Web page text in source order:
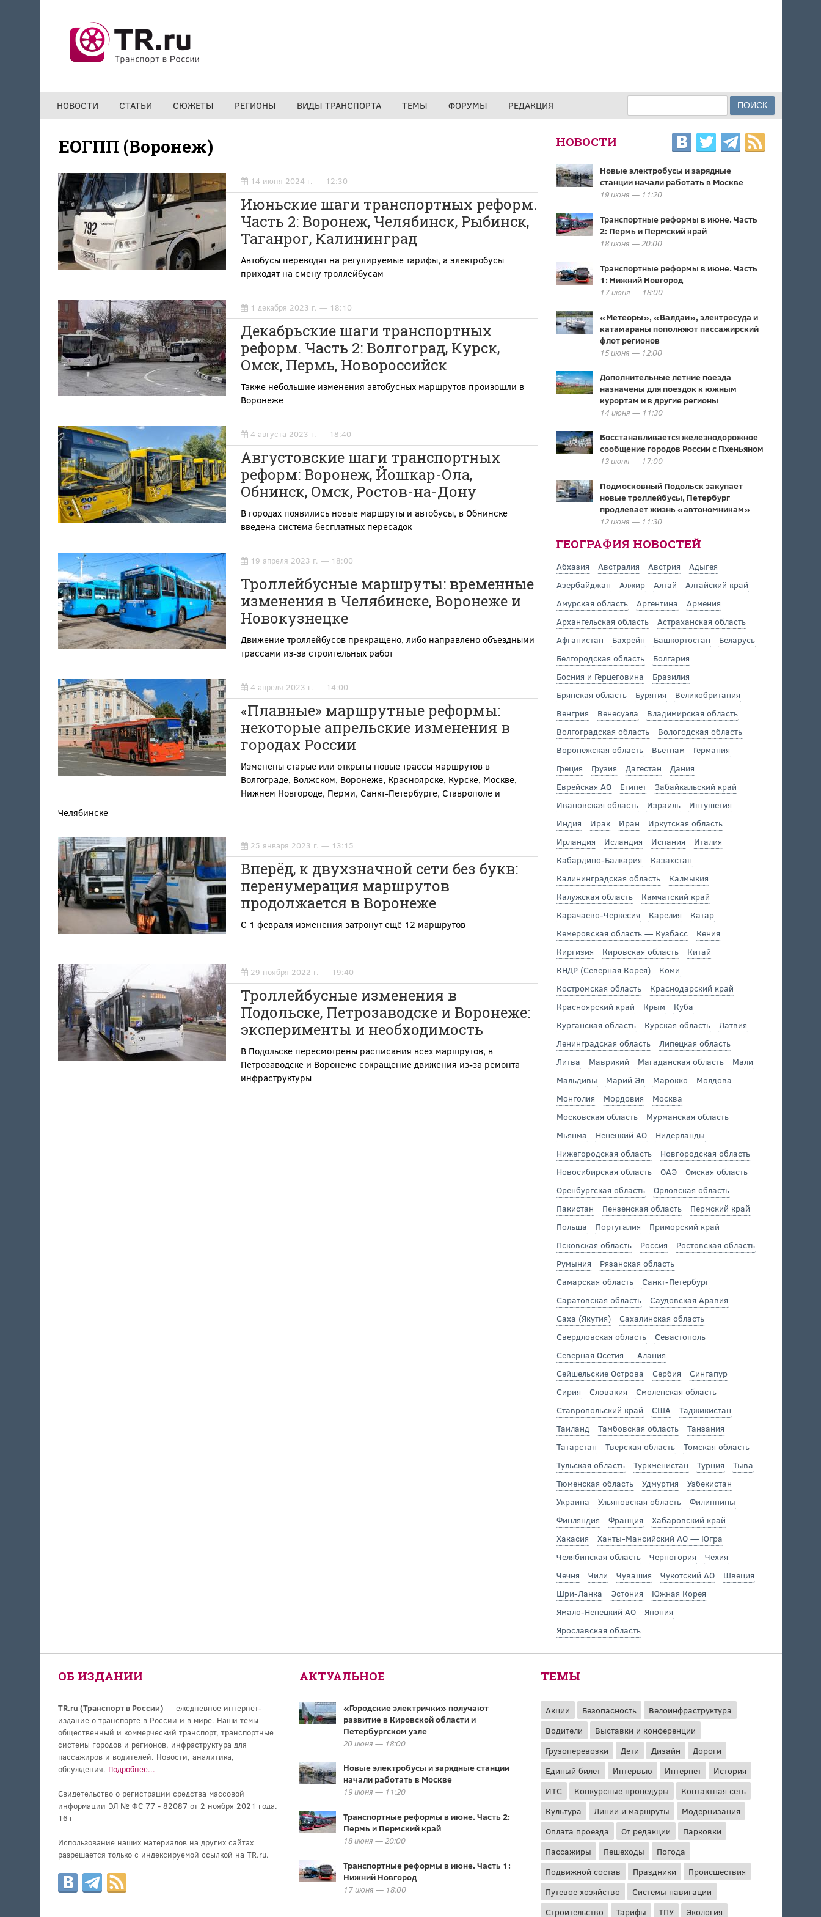
НОВОСТИ СТАТЬИ СЮЖЕТЫ РЕГИОНЫ ВИДЫ ТРАНСПОРТА ТЕМЫ ФОРУМЫ РЕДАКЦИЯ ФОРМА ПОИСКА
ЕОГПП (Воронеж)
14 июня 2024 г. — 12:30
Июньские шаги транспортных реформ.
Часть 2: Воронеж, Челябинск, Рыбинск,
Таганрог, Калининград
Автобусы переводят на регулируемые тарифы, а электробусы
приходят на смену троллейбусам
1 декабря 2023 г. — 18:10
Декабрьские шаги транспортных
реформ. Часть 2: Волгоград, Курск,
Омск, Пермь, Новороссийск
Также небольшие изменения автобусных маршрутов произошли в
Воронеже
4 августа 2023 г. — 18:40
Августовские шаги транспортных
реформ: Воронеж, Йошкар-Ола,
Обнинск, Омск, Ростов-на-Дону
В городах появились новые маршруты и автобусы, в Обнинске
введена система бесплатных пересадок
19 апреля 2023 г. — 18:00
Троллейбусные маршруты: временные
изменения в Челябинске, Воронеже и
Новокузнецке
Движение троллейбусов прекращено, либо направлено объездными
трассами из-за строительных работ
4 апреля 2023 г. — 14:00
«Плавные» маршрутные реформы:
некоторые апрельские изменения в
городах России
Изменены старые или открыты новые трассы маршрутов в
Волгограде, Волжском, Воронеже, Красноярске, Курске, Москве,
Нижнем Новгороде, Перми, Санкт-Петербурге, Ставрополе и
Челябинске
25 января 2023 г. — 13:15
Вперёд, к двухзначной сети без букв:
перенумерация маршрутов
продолжается в Воронеже
С 1 февраля изменения затронут ещё 12 маршрутов
29 ноября 2022 г. — 19:40
Троллейбусные изменения в
Подольске, Петрозаводске и Воронеже:
эксперименты и необходимость
В Подольске пересмотрены расписания всех маршрутов, в
Петрозаводске и Воронеже сокращение движения из-за ремонта
инфраструктуры
НОВОСТИ
Новые электробусы и зарядные
станции начали работать в Москве
19 июня — 11:20
Транспортные реформы в июне. Часть
2: Пермь и Пермский край
18 июня — 20:00
Транспортные реформы в июне. Часть
1: Нижний Новгород
17 июня — 18:00
«Метеоры», «Валдаи», электросуда и
катамараны пополняют пассажирский
флот регионов
15 июня — 12:00
Дополнительные летние поезда
назначены для поездок к южным
курортам и в другие регионы
14 июня — 11:30
Восстанавливается железнодорожное
сообщение городов России с Пхеньяном
13 июня — 17:00
Подмосковный Подольск закупает
новые троллейбусы, Петербург
продлевает жизнь «автономникам»
12 июня — 11:30
ГЕОГРАФИЯ НОВОСТЕЙ
Абхазия Австралия Австрия
Адыгея
Азербайджан
Алжир Алтай
Алтайский край
Амурская область
Аргентина
Армения
Архангельская область
Астраханская область
Афганистан
Бахрейн Башкортостан
Беларусь
Белгородская область
Болгария
Босния и Герцеговина
Бразилия
Брянская область
Бурятия
Великобритания
Венгрия
Венесуэла
Владимирская область
Волгоградская область
Вологодская область
Воронежская область
Вьетнам
Германия
Греция
Грузия Дагестан
Дания
Еврейская АО
Египет
Забайкальский край
Ивановская область
Израиль
Ингушетия
Индия
Ирак Иран
Иркутская область
Ирландия
Исландия Испания
Италия
Кабардино-Балкария
Казахстан
Калининградская область
Калмыкия
Калужская область
Камчатский край
Карачаево-Черкесия
Карелия
Катар
Кемеровская область — Кузбасс
Кения
Киргизия
Кировская область
Китай
КНДР (Северная Корея)
Коми
Костромская область
Краснодарский край
Красноярский край
Крым
Куба
Курганская область
Курская область
Латвия
Ленинградская область
Липецкая область
Литва
Маврикий Магаданская область
Мали
Мальдивы
Марий Эл Марокко
Молдова
Монголия
Мордовия
Москва
Московская область
Мурманская область
Мьянма
Ненецкий АО
Нидерланды
Нижегородская область
Новгородская область
Новосибирская область
ОАЭ
Омская область
Оренбургская область
Орловская область
Пакистан
Пензенская область
Пермский край
Польша
Португалия
Приморский край
Псковская область
Россия
Ростовская область
Румыния
Рязанская область
Самарская область
Санкт-Петербург
Саратовская область
Саудовская Аравия
Саха (Якутия)
Сахалинская область
Свердловская область
Севастополь
Северная Осетия — Алания
Сейшельские Острова
Сербия
Сингапур
Сирия
Словакия
Смоленская область
Ставропольский край
США
Таджикистан
Таиланд
Тамбовская область
Танзания
Татарстан
Тверская область
Томская область
Тульская область
Туркменистан Турция
Тыва
Тюменская область
Удмуртия
Узбекистан
Украина
Ульяновская область
Филиппины
Финляндия
Франция
Хабаровский край
Хакасия
Ханты-Мансийский АО — Югра
Челябинская область
Черногория
Чехия
Чечня
Чили Чувашия Чукотский АО
Швеция
Шри-Ланка
Эстония
Южная Корея
Ямало-Ненецкий АО
Япония
Ярославская область
ОБ ИЗДАНИИ
TR.ru (Транспорт в России)— ежедневное интернет-
издание о транспорте в России и в мире. Наши темы —
общественный и коммерческий транспорт, транспортные
системы городов и регионов, инфраструктура для
пассажиров и водителей. Новости, аналитика,
обсуждения. Подробнее...
Свидетельство о регистрации средства массовой
информации ЭЛ № ФС 77 - 82087 от 2 ноября 2021 года.
16+
Использование наших материалов на других сайтах
разрешается только с индексируемой ссылкой на TR.ru.
АКТУАЛЬНОЕ
«Городские электрички» получают
развитие в Кировской области и
Петербургском узле
20 июня — 18:00
Новые электробусы и зарядные станции
начали работать в Москве
19 июня — 11:20
Транспортные реформы в июне. Часть 2:
Пермь и Пермский край
18 июня — 20:00
Транспортные реформы в июне. Часть 1:
Нижний Новгород
17 июня — 18:00
ТЕМЫ
Акции Безопасность
Велоинфраструктура
Водители
Выставки и конференции
Грузоперевозки
Дети Дизайн
Дороги
Единый билет
Интервью Интернет
История
ИТС
Конкурсные процедуры
Контактная сеть
Культура
Линии и маршруты
Модернизация
Оплата проезда
От редакции
Парковки
Пассажиры
Пешеходы
Погода
Подвижной состав
Праздники
Происшествия
Путевое хозяйство
Системы навигации
Строительство
Тарифы ТПУ Экология